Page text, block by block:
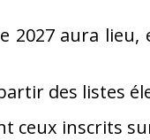
2027 aura
des listes
ceux inscrits